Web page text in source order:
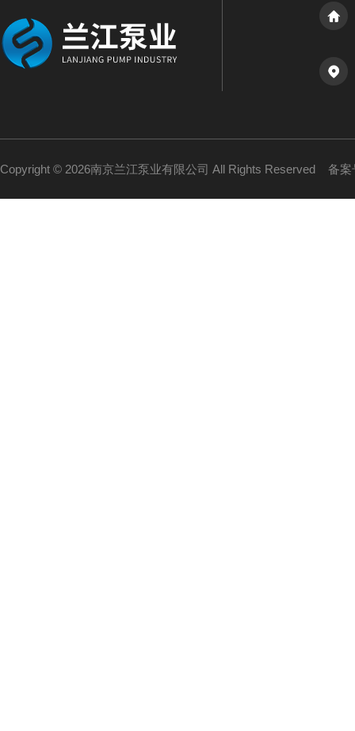
Copyright © 2026南京兰江泵业有限公司 All Rights Reserved 备案